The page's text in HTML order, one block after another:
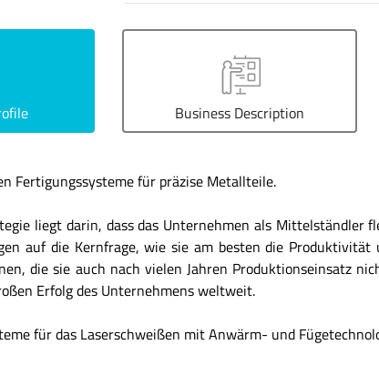
Business Description
Fertigungssysteme für präzise Metallteile.
liegt darin, dass das Unternehmen als Mittelständler
auf die Kernfrage, wie sie am besten die
die sie auch nach vielen Jahren Produktionseinsatz
Erfolg des Unternehmens weltweit.
für das Laserschweißen mit Anwärm- und